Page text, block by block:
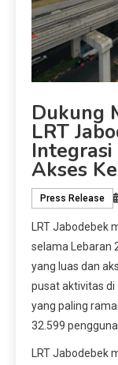
Dukung
LRT
Akses
Press Release
LRT
selama Lebaran
yang luas dan
pusat aktivitas di
yang paling
32.599
LRT Jabodebek